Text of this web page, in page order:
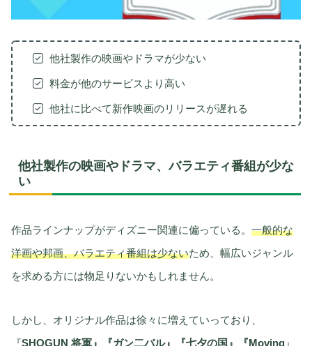
他社製作の映画やドラマが少ない
料金が他のサービスより高い
他社に比べて新作映画のリリースが遅れる
他社製作の映画やドラマ、バラエティ番組が少な
い
作品ラインナップがディズニー関連に偏っている。 一般的な
洋画や邦画、バラエティ番組は少ないため、幅広いジャンル
を求める方には物足りないかもしれません。
しかし、オリジナル作品は徐々に増えていっており、
『SHOGUN 将軍』『ガン二バル』『七夕の国』『Moving 』